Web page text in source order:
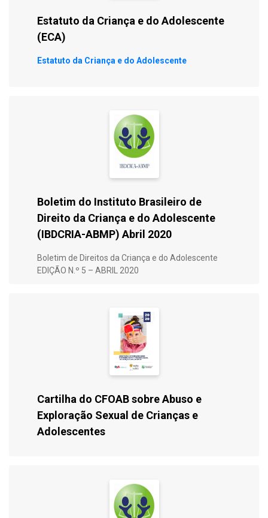
Estatuto da Criança e do Adolescente
(ECA)
Estatuto da Criança e do Adolescente
Boletim do Instituto Brasileiro de
Direito da Criança e do Adolescente
(IBDCRIA-ABMP) Abril 2020
Boletim de Direitos da Criança e do Adolescente
EDIÇÃO N.º 5 – ABRIL 2020
Cartilha do CFOAB sobre Abuso e
Exploração Sexual de Crianças e
Adolescentes